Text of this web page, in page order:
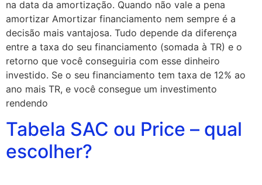
na data da amortização. Quando não vale a pena
amortizar Amortizar financiamento nem sempre é a
decisão mais vantajosa. Tudo depende da diferença
entre a taxa do seu financiamento (somada à TR) e o
retorno que você conseguiria com esse dinheiro
investido. Se o seu financiamento tem taxa de 12% ao
ano mais TR, e você consegue um investimento
rendendo
Tabela SAC ou Price – qual
escolher?